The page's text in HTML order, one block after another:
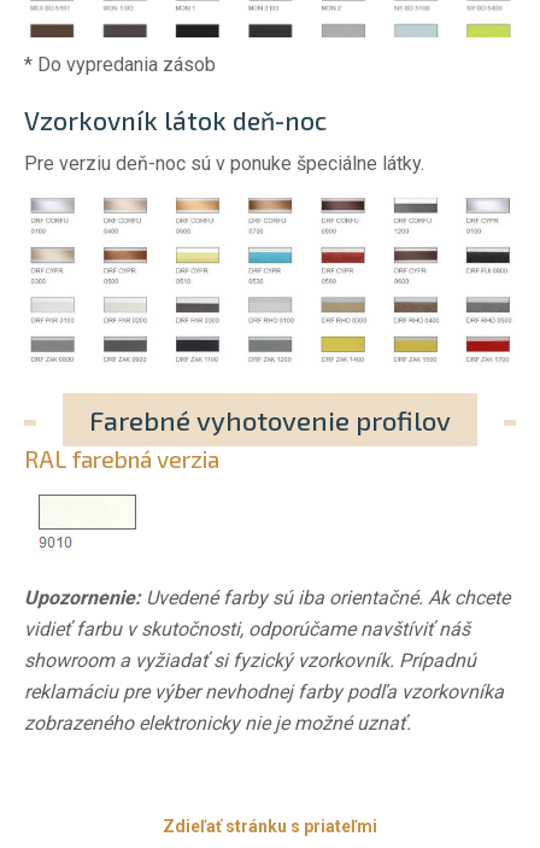
* Do vypredania zásob
Vzorkovník látok deň-noc
Pre verziu deň-noc sú v ponuke špeciálne látky.
Farebné vyhotovenie profilov
RAL farebná verzia
Upozornenie:Uvedené farby sú iba orientačné. Ak chcete
vidieť farbu v skutočnosti, odporúčame navštíviť náš
showroom a vyžiadať si fyzický vzorkovník. Prípadnú
reklamáciu pre výber nevhodnej farby podľa vzorkovníka
zobrazeného elektronicky nie je možné uznať.
Zdieľať stránku s priateľmi